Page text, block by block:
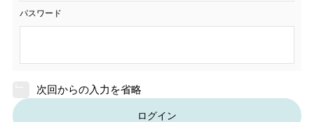
パスワード
次回からの入力を省略
ログイン